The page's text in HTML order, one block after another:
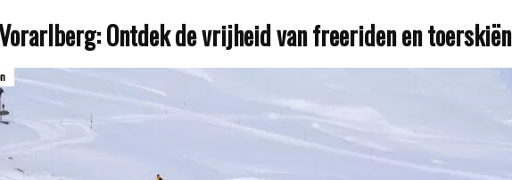
Ontdek de vrijheid van freeriden en toerskiën